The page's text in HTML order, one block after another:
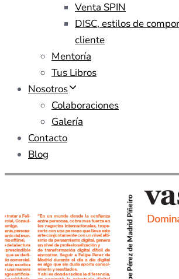
Venta SPIN
DISC, estilos de
cliente
Mentoría
Tus Libros
Nosotros
Colaboraciones
Galería
Contacto
Blog